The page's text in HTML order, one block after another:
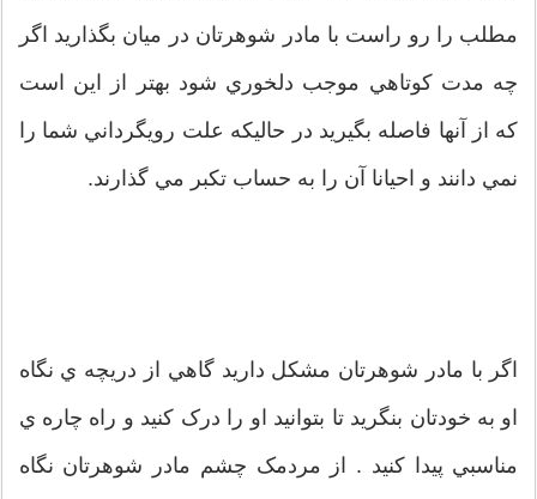
مطلب را رو راست با مادر شوهرتان در ميان بگذاريد اگر
چه مدت کوتاهي موجب دلخوري شود بهتر از اين است
که از آنها فاصله بگيريد در حاليکه علت رويگرداني شما را
نمي دانند و احيانا آن را به حساب تکبر مي گذارند.
اگر با مادر شوهرتان مشکل داريد گاهي از دريچه ي نگاه
او به خودتان بنگريد تا بتوانيد او را درک کنيد و راه چاره ي
مناسبي پيدا کنيد . از مردمک چشم مادر شوهرتان نگاه